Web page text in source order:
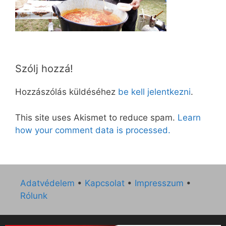
Szólj hozzá!
Hozzászólás küldéséhez be kell jelentkezni.
This site uses Akismet to reduce spam. Learn
how your comment data is processed.
Adatvédelem • Kapcsolat • Impresszum •
Rólunk